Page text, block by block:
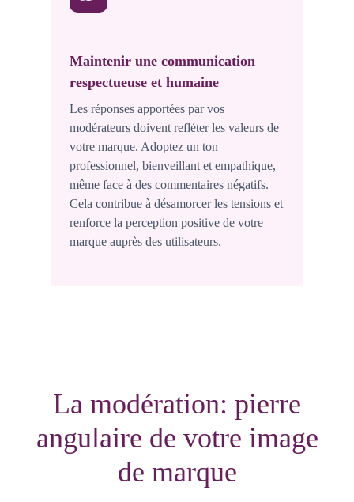
Maintenir une communication
respectueuse et humaine
Les réponses apportées par vos
modérateurs doivent refléter les valeurs de
votre marque. Adoptez un ton
professionnel, bienveillant et empathique,
même face à des commentaires négatifs.
Cela contribue à désamorcer les tensions et
renforce la perception positive de votre
marque auprès des utilisateurs.
La modération: pierre
angulaire de votre image
de marque